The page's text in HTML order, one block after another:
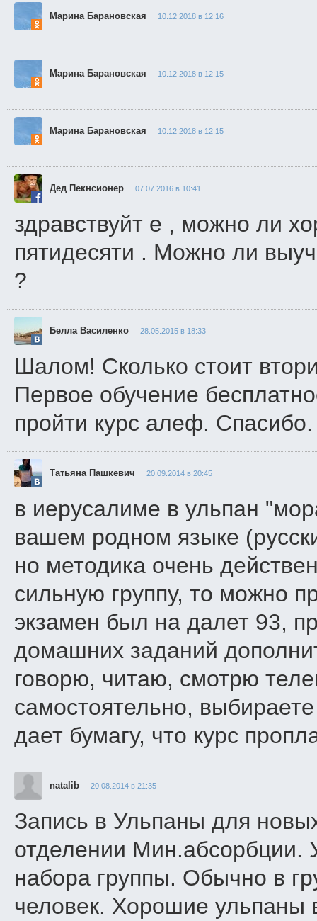
Марина Барановская 10.12.2018 в 12:16
Марина Барановская 10.12.2018 в 12:15
Марина Барановская 10.12.2018 в 12:15
Дед Пекнсионер 07.07.2016 в 10:41
здравствуйт е , можно ли
пятидесяти . Можно ли
?
Белла Василенко 28.05.2015 в 18:33
Шалом! Сколько стоит
Первое обучение
пройти курс алеф. Спасибо.
Татьяна Пашкевич 20.09.2014 в 20:45
в иерусалиме в ульпан
вашем родном языке
но методика очень
сильную группу, то можно
экзамен был на далет 93,
домашних заданий
говорю, читаю, смотрю
самостоятельно,
дает бумагу, что курс
natalib 20.08.2014 в 21:35
Запись в Ульпаны для
отделении Мин.абсорбции.
набора группы. Обычно в
человек. Хорошие